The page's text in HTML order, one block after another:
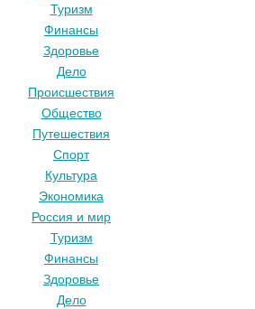
Туризм
Финансы
Здоровье
Дело
Происшествия
Общество
Путешествия
Спорт
Культура
Экономика
Россия и мир
Туризм
Финансы
Здоровье
Дело